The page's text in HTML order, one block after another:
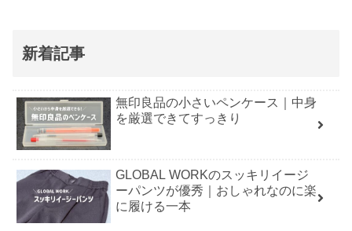
新着記事
無印良品の小さいペンケース｜中身
を厳選できてすっきり
GLOBAL WORKのスッキリイージ
ーパンツが優秀｜おしゃれなのに楽
に履ける一本